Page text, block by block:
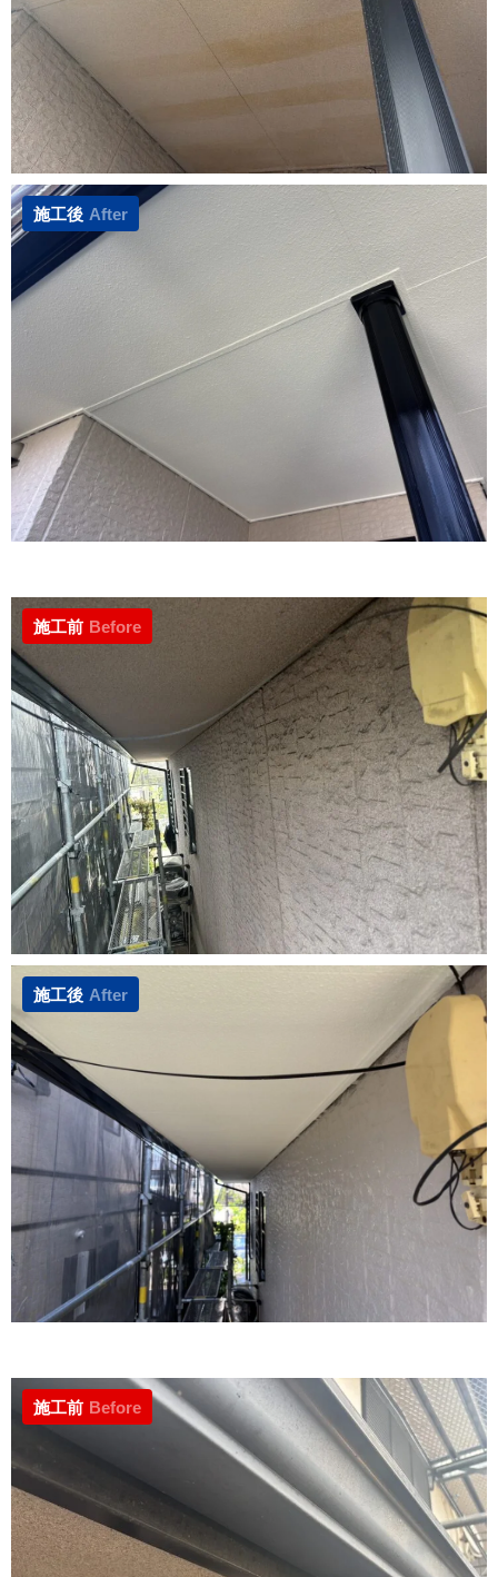
施工後 After
施工前 Before
施工後 After
施工前 Before